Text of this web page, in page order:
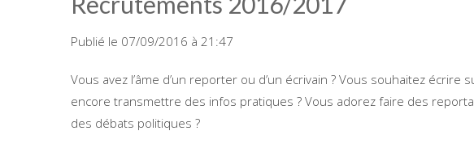
Publié le 07/09/2016 à 21:47
Vous avez l’âme d’un reporter ou d’un écrivain ? Vous souhaitez écrire
encore transmettre des infos pratiques ? Vous adorez faire des
des débats politiques ?